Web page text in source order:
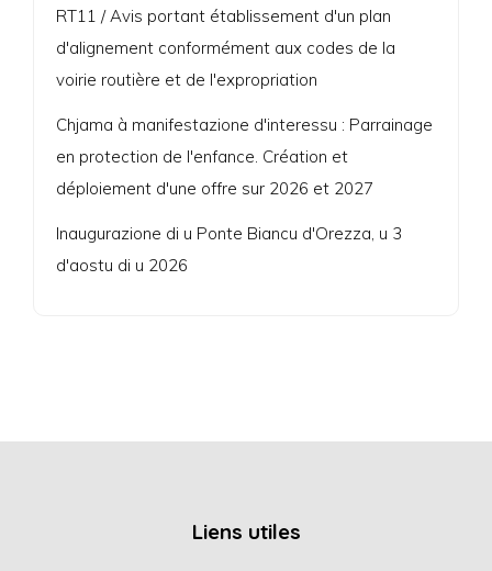
RT11 / Avis portant établissement d'un plan
d'alignement conformément aux codes de la
voirie routière et de l'expropriation
Chjama à manifestazione d'interessu : Parrainage
en protection de l'enfance. Création et
déploiement d'une offre sur 2026 et 2027
Inaugurazione di u Ponte Biancu d'Orezza, u 3
d'aostu di u 2026
Liens utiles